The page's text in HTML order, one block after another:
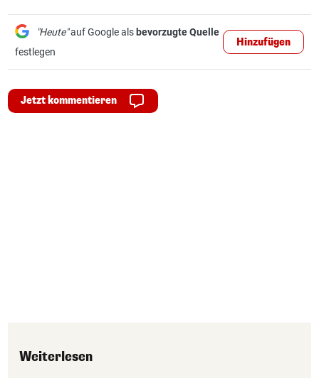
"Heute"auf Google als bevorzugte Quelle
festlegen
Hinzufügen
Jetzt kommentieren
Weiterlesen